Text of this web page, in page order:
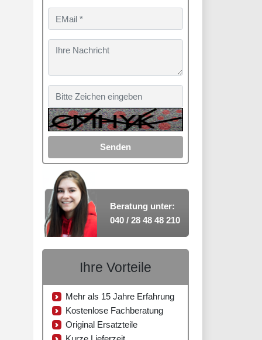
Senden
Beratung unter:
040 / 28 48 48 210
Ihre Vorteile
Mehr als 15 Jahre Erfahrung
Kostenlose Fachberatung
Original Ersatzteile